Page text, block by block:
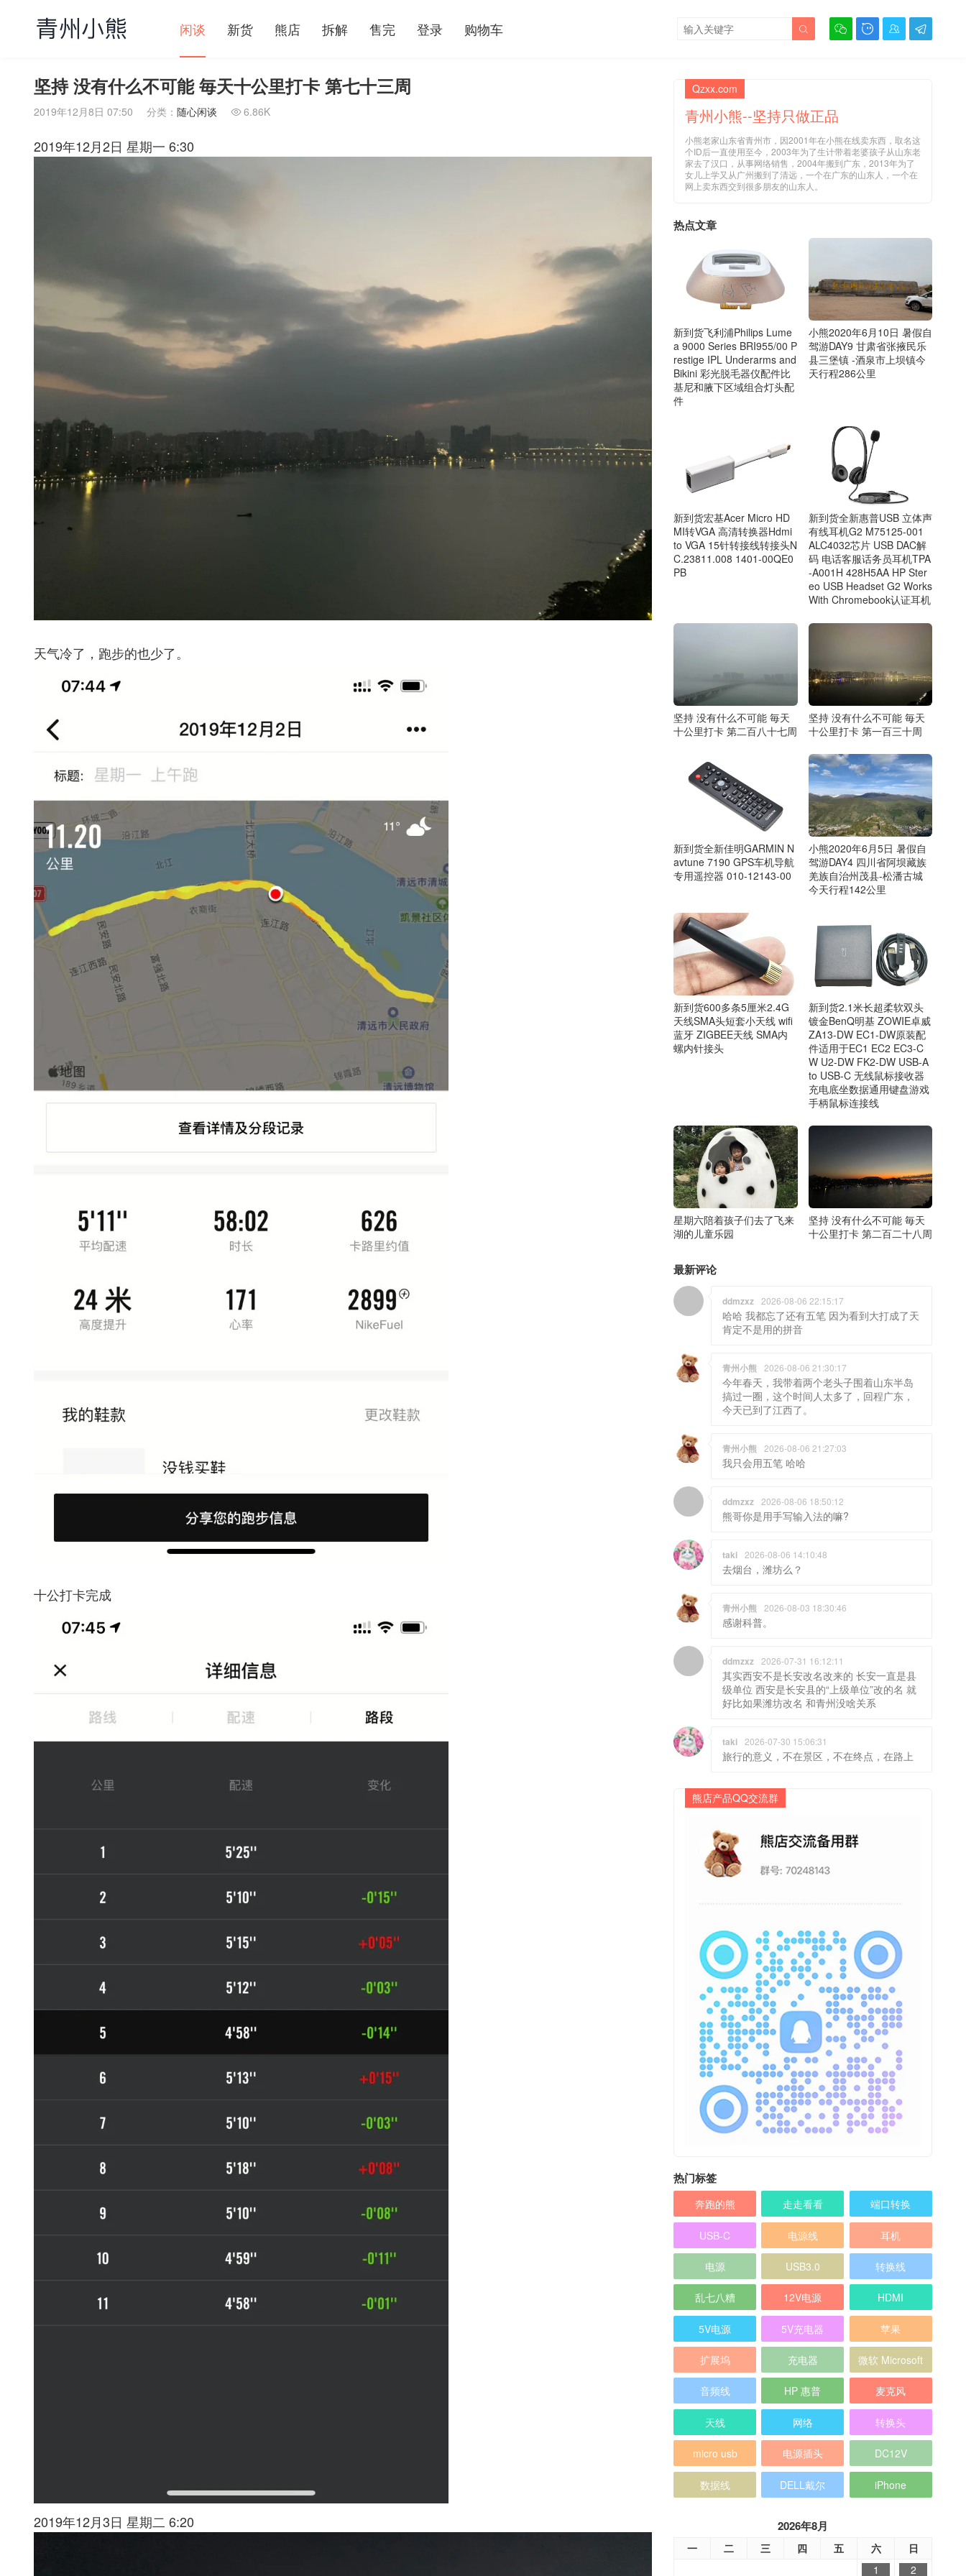
闲谈 新货 熊店 拆解 售完 登录 购物车    

坚持 没有什么不可能 毎天十公里打卡 第七十三周
2019年12月8日 07:50 分类： 随心闲谈  6.86K
2019年12月2日 星期一 6:30
天气冷了，跑步的也少了。
十公打卡完成
2019年12月3日 星期二 6:20
Qzxx.com
青州小熊--坚持只做正品
小熊老家山东省青州市，因2001年在小熊在线卖东西，取名这
个ID后一直使用至今，2003年为了生计带着老婆孩子从山东老
家去了汉口，从事网络销售，2004年搬到广东，2013年为了
女儿上学又从广州搬到了清远，一个在广东的山东人，一个在
网上卖东西交到很多朋友的山东人。
热点文章
新到货飞利浦Philips Lume
a 9000 Series BRI955/00 P
restige IPL Underarms and
Bikini 彩光脱毛器仪配件比
基尼和腋下区域组合灯头配
件
小熊2020年6月10日 暑假自
驾游DAY9 甘肃省张掖民乐
县三堡镇 -酒泉市上坝镇今
天行程286公里
新到货宏基Acer Micro HD
MI转VGA 高清转换器Hdmi
to VGA 15针转接线转接头N
C.23811.008 1401-00QE0
PB
新到货全新惠普USB 立体声
有线耳机G2 M75125-001
ALC4032芯片 USB DAC解
码 电话客服话务员耳机TPA
-A001H 428H5AA HP Ster
eo USB Headset G2 Works
With Chromebook认证耳机
坚持 没有什么不可能 毎天
十公里打卡 第二百八十七周
坚持 没有什么不可能 毎天
十公里打卡 第一百三十周
新到货全新佳明GARMIN N
avtune 7190 GPS车机导航
专用遥控器 010-12143-00
小熊2020年6月5日 暑假自
驾游DAY4 四川省阿坝藏族
羌族自治州茂县-松潘古城
今天行程142公里
新到货600多条5厘米2.4G
天线SMA头短套小天线 wifi
蓝牙 ZIGBEE天线 SMA内
螺内针接头
新到货2.1米长超柔软双头
镀金BenQ明基 ZOWIE卓威
ZA13-DW EC1-DW原装配
件适用于EC1 EC2 EC3-C
W U2-DW FK2-DW USB-A
to USB-C 无线鼠标接收器
充电底坐数据通用键盘游戏
手柄鼠标连接线
星期六陪着孩子们去了飞来
湖的儿童乐园
坚持 没有什么不可能 毎天
十公里打卡 第二百二十八周
最新评论
ddmzxz 2026-08-06 22:15:17
哈哈 我都忘了还有五笔 因为看到大打成了天
肯定不是用的拼音
青州小熊 2026-08-06 21:30:17
今年春天，我带着两个老头子围着山东半岛
搞过一圈，这个时间人太多了，回程广东，
今天已到了江西了。
青州小熊 2026-08-06 21:27:03
我只会用五笔 哈哈
ddmzxz 2026-08-06 18:50:12
熊哥你是用手写输入法的嘛?
taki 2026-08-06 14:10:48
去烟台，潍坊么？
青州小熊 2026-08-03 18:30:46
感谢科普。
ddmzxz 2026-07-31 16:12:11
其实西安不是长安改名改来的 长安一直是县
级单位 西安是长安县的“上级单位”改的名 就
好比如果潍坊改名 和青州没啥关系
taki 2026-07-30 15:06:31
旅行的意义，不在景区，不在终点，在路上
熊店产品QQ交流群
热门标签
奔跑的熊 走走看看 端口转换
USB-C 电源线 耳机
电源 USB3.0 转换线
乱七八糟 12V电源 HDMI
5V电源 5V充电器 苹果
扩展坞 充电器 微软 Microsoft
音频线 HP 惠普 麦克风
天线 网络 转换头
micro usb 电源插头 DC12V
数据线 DELL戴尔 iPhone
2026年8月
一 二 三 四 五 六
日
1
2